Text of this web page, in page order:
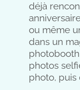
déjà
ou même
dans un
photos
photo, puis